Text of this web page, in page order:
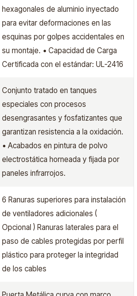
hexagonales de aluminio inyectado
para evitar deformaciones en las
esquinas por golpes accidentales en
su montaje. • Capacidad de Carga
Certificada con el estándar: UL-2416
Conjunto tratado en tanques
especiales con procesos
desengrasantes y fosfatizantes que
garantizan resistencia a la oxidación.
• Acabados en pintura de polvo
electrostática horneada y fijada por
paneles infrarrojos.
6 Ranuras superiores para instalación
de ventiladores adicionales (
Opcional ) Ranuras laterales para el
paso de cables protegidas por perfil
plástico para proteger la integridad
de los cables